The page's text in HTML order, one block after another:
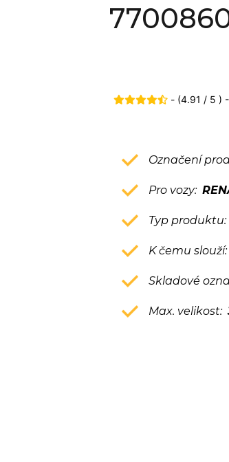
- (4.91 / 5 ) -
Označení
Pro vozy:
Typ produktu:
K čemu slouží:
Skladové
Max. velikost: